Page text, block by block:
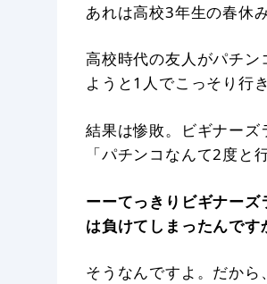
あれは高校3年生の春休
高校時代の友人がパチ
ようと1人でこっそり行
結果は惨敗。ビギナー
「パチンコなんて2度と
ーーてっきりビギナー
は負けてしまったんです
そうなんですよ。だか